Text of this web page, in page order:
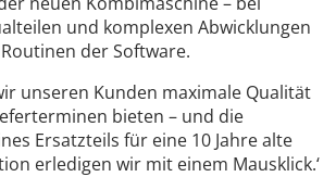
und komplexen Abwicklungen
der Software.
unseren Kunden maximale Qualität
bieten – und die
Ersatzteils für eine 10 Jahre alte
erledigen wir mit einem Mausklick.‘